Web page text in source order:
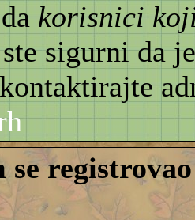
korisnici
sigurni da
se